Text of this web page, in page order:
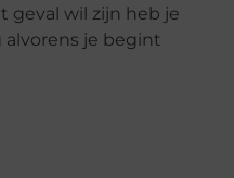
geval wil zijn heb je
je begint